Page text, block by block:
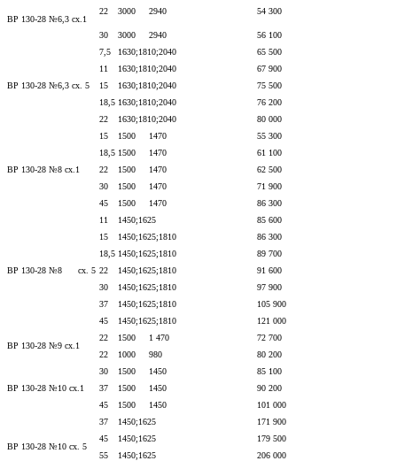
ВР 130-28 №6,3 сх.1
22 3000 2940 54 300
30 3000 2940 56 100
ВР 130-28 №6,3 сх. 5
7,5 1630;1810;2040
65 500
11
1630;1810;2040
67 900
15
1630;1810;2040
75 500
18,5 1630;1810;2040
76 200
22
1630;1810;2040 80 000
ВР 130-28 №8 cх.1
15 1500 1470
55 300
18,5 1500 1470
61 100
22
1500 1470
62 500
30
1500 1470
71 900
45
1500 1470 86 300
ВР 130-28 №8 сх. 5
11 1450;1625
85 600
15
1450;1625;1810
86 300
18,5 1450;1625;1810
89 700
22
1450;1625;1810
91 600
30
1450;1625;1810
97 900
37
1450;1625;1810
105 900
45
1450;1625;1810 121 000
ВР 130-28 №9 cх.1
22 1500 1 470
72 700
22
1000 980 80 200
ВР 130-28 №10 сх.1
30 1500 1450
85 100
37
1500 1450
90 200
45
1500 1450 101 000
ВР 130-28 №10 сх. 5
37 1450;1625
171 900
45
1450;1625
179 500
55
1450;1625
206 000